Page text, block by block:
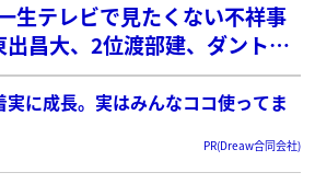
生テレビで見たくない不祥事
昌大、2位渡部建、ダントツ
に成長。実はみんなココ使ってま
PR(Dreaw合同会社)